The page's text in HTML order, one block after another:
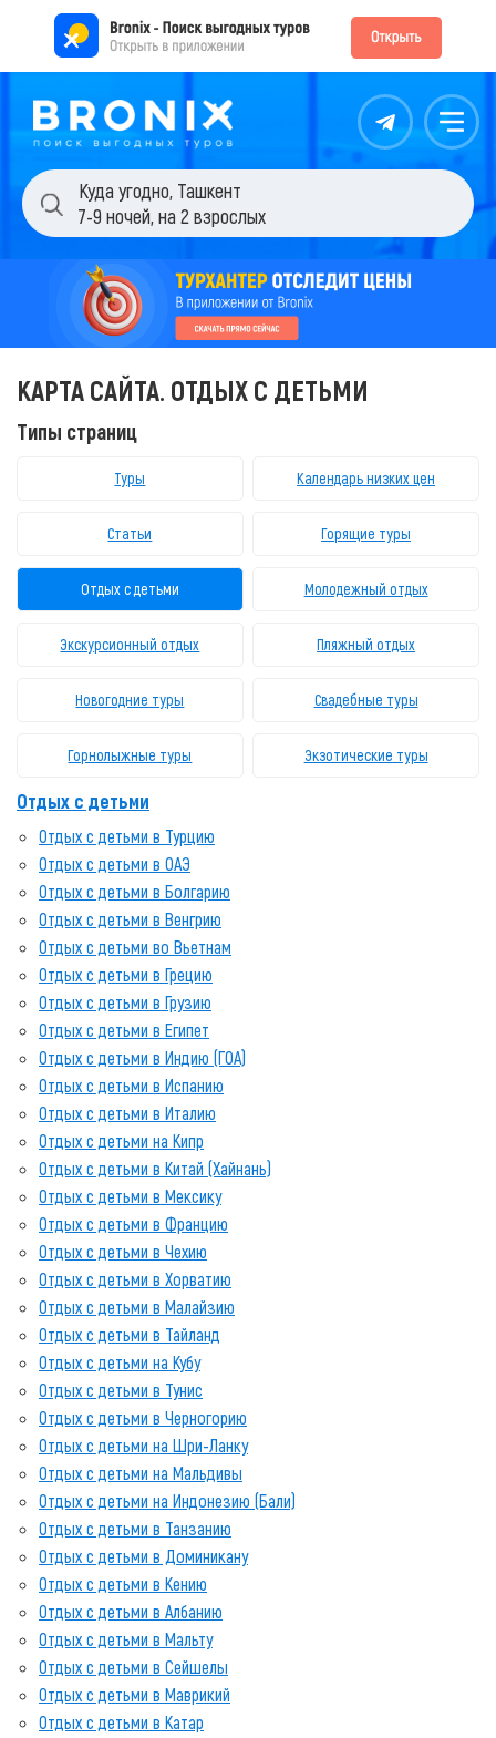
Контакты Меню
Куда угодно, Ташкент
7-9 ночей,на 2 взрослых
КАРТА САЙТА. ОТДЫХ С ДЕТЬМИ
Типы страниц
Туры Календарь низких цен
Статьи Горящие туры
Отдых с детьми Молодежный отдых
Экскурсионный отдых Пляжный отдых
Новогодние туры Свадебные туры
Горнолыжные туры Экзотические туры
Отдых с детьми
Отдых с детьми в Турцию
Отдых с детьми в ОАЭ
Отдых с детьми в Болгарию
Отдых с детьми в Венгрию
Отдых с детьми во Вьетнам
Отдых с детьми в Грецию
Отдых с детьми в Грузию
Отдых с детьми в Египет
Отдых с детьми в Индию (ГОА)
Отдых с детьми в Испанию
Отдых с детьми в Италию
Отдых с детьми на Кипр
Отдых с детьми в Китай (Хайнань)
Отдых с детьми в Мексику
Отдых с детьми в Францию
Отдых с детьми в Чехию
Отдых с детьми в Хорватию
Отдых с детьми в Малайзию
Отдых с детьми в Тайланд
Отдых с детьми на Кубу
Отдых с детьми в Тунис
Отдых с детьми в Черногорию
Отдых с детьми на Шри-Ланку
Отдых с детьми на Мальдивы
Отдых с детьми на Индонезию (Бали)
Отдых с детьми в Танзанию
Отдых с детьми в Доминикану
Отдых с детьми в Кению
Отдых с детьми в Албанию
Отдых с детьми в Мальту
Отдых с детьми в Сейшелы
Отдых с детьми в Маврикий
Отдых с детьми в Катар